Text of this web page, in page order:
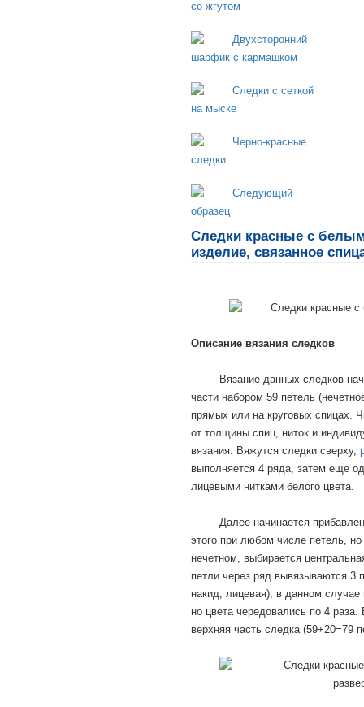
Следки красные с
изделие, связанное
Описание вязания следков
Вязание данных следков
части набором 59 петель
прямых или на круговых спицах.
от толщины спиц, ниток и
вязания. Вяжутся следки сверху,
выполняется 4 ряда, затем еще
лицевыми нитками белого цвета.
Далее начинается
этого при любом числе петель, но
нечетном, выбирается
петли через ряд вывязываются 3
накид, лицевая), в данном случае
но цвета чередовались по 4 раза.
верхняя часть следка (59+20=79